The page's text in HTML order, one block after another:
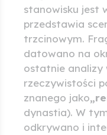
stanowisku jest
przedstawia
trzcinowym.
datowano na
ostatnie analizy
rzeczywistości
znanego jako
dynastia). W
odkrywano i